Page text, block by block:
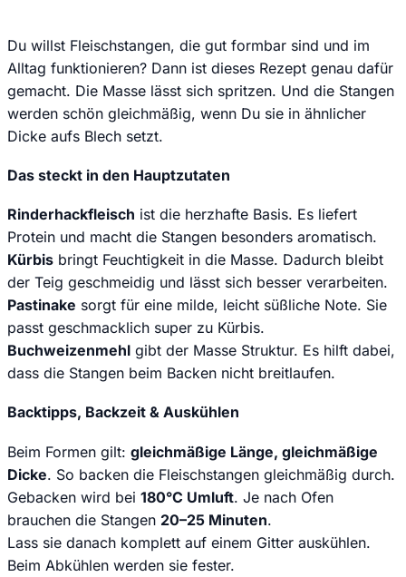
Du willst Fleischstangen, die gut formbar sind und im
Alltag funktionieren? Dann ist dieses Rezept genau dafür
gemacht. Die Masse lässt sich spritzen. Und die Stangen
werden schön gleichmäßig, wenn Du sie in ähnlicher
Dicke aufs Blech setzt.
Das steckt in den Hauptzutaten
Rinderhackfleisch ist die herzhafte Basis. Es liefert
Protein und macht die Stangen besonders aromatisch.
Kürbis bringt Feuchtigkeit in die Masse. Dadurch bleibt
der Teig geschmeidig und lässt sich besser verarbeiten.
Pastinake sorgt für eine milde, leicht süßliche Note. Sie
passt geschmacklich super zu Kürbis.
Buchweizenmehl gibt der Masse Struktur. Es hilft dabei,
dass die Stangen beim Backen nicht breitlaufen.
Backtipps, Backzeit & Auskühlen
Beim Formen gilt: gleichmäßige Länge, gleichmäßige
Dicke. So backen die Fleischstangen gleichmäßig durch.
Gebacken wird bei 180°C Umluft. Je nach Ofen
brauchen die Stangen 20–25 Minuten.
Lass sie danach komplett auf einem Gitter auskühlen.
Beim Abkühlen werden sie fester.